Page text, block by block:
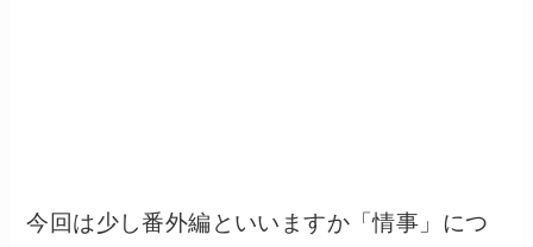
今回は少し番外編といいますか「情事」につ